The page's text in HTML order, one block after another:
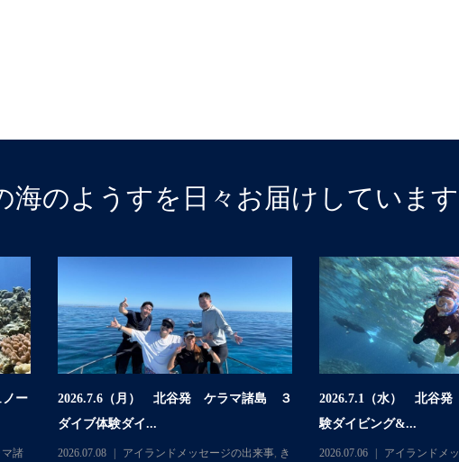
海のようすを日々お届けしています
ー
諸
2026.7.6（月） 北谷発 ケラマ諸島 ３
ダイブ体験ダイ...
2026.07.08 アイランドメッセージの出来事, き
2026.7.1（水） 北谷
験ダイビング&...
2026.07.06 アイランドメ